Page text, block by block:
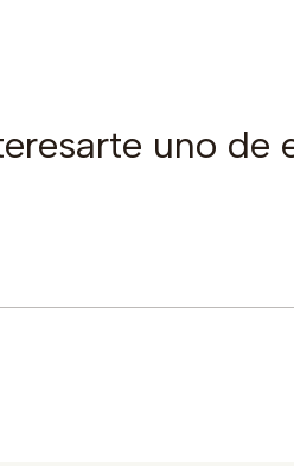
uno de